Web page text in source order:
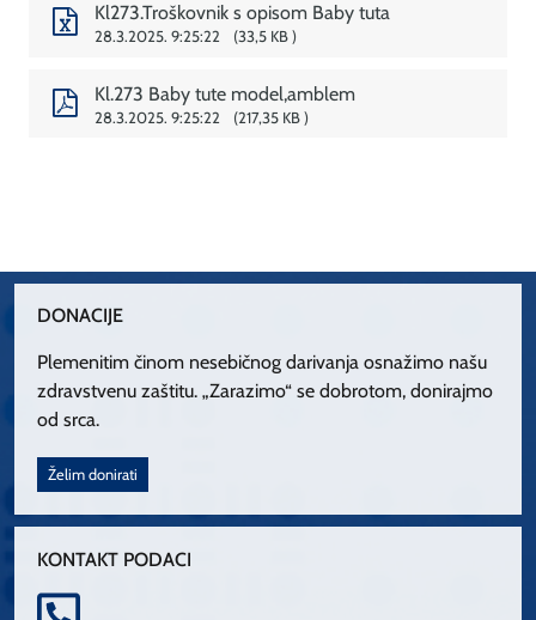
Kl273.Troškovnik s opisom Baby tuta
28.3.2025. 9:25:22 33,5 KB
Kl.273 Baby tute model,amblem
28.3.2025. 9:25:22 217,35 KB
DONACIJE
Plemenitim činom nesebičnog darivanja osnažimo našu
zdravstvenu zaštitu. „Zarazimo“ se dobrotom, donirajmo
od srca.
Želim donirati
KONTAKT PODACI